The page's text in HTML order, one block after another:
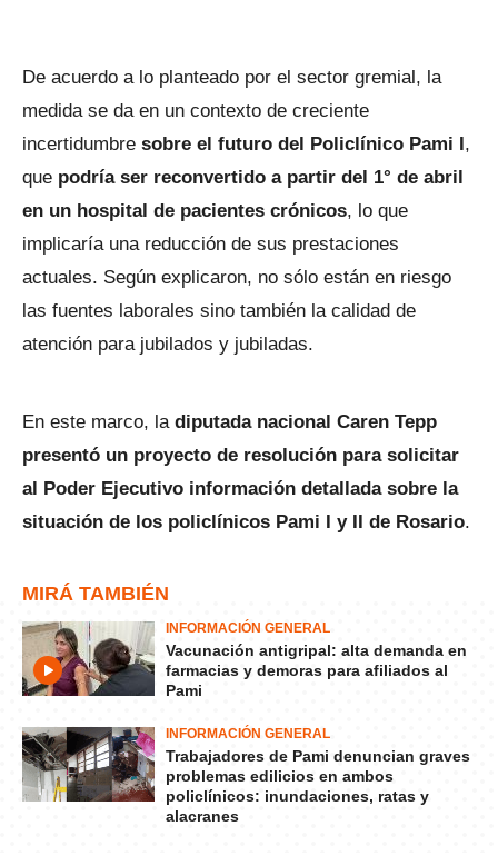
De acuerdo a lo planteado por el sector gremial, la
medida se da en un contexto de creciente
incertidumbre sobre el futuro del Policlínico Pami I,
que podría ser reconvertido a partir del 1° de abril
en un hospital de pacientes crónicos, lo que
implicaría una reducción de sus prestaciones
actuales. Según explicaron, no sólo están en riesgo
las fuentes laborales sino también la calidad de
atención para jubilados y jubiladas.
En este marco, ladiputada nacional Caren Tepp
presentó un proyecto de resolución para solicitar
al Poder Ejecutivo información detallada sobre la
situación de los policlínicos Pami I y II de Rosario.
MIRÁ TAMBIÉN
INFORMACIÓN GENERAL
Vacunación antigripal: alta demanda en
farmacias y demoras para afiliados al
Pami
INFORMACIÓN GENERAL
Trabajadores de Pami denuncian graves
problemas edilicios en ambos
policlínicos: inundaciones, ratas y
alacranes